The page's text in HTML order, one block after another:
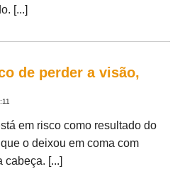
[...]
de perder a visão,
em risco como resultado do
o deixou em coma com
cabeça. [...]